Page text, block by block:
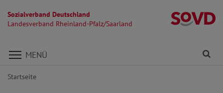
Sozialverband Deutschland
Landesverband Rheinland-Pfalz/Saarland
Direkt zu den Inhalten springen
MENÜ
Startseite